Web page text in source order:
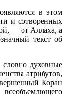
в этом
и сотворенных
— от Аллаха, а
текст об
духовные
атрибутов,
Коран